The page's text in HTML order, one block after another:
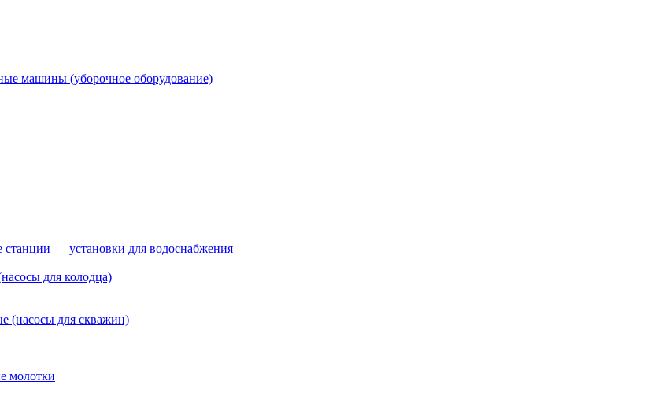
машины (уборочное оборудование)
станции — установки для водоснабжения
для колодца)
(насосы для скважин)
молотки